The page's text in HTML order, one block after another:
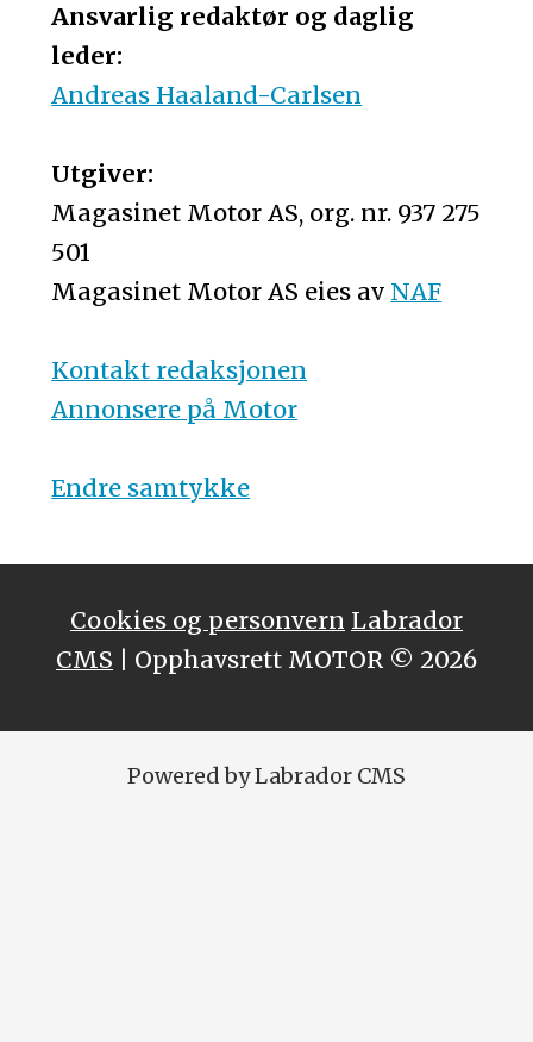
Ansvarlig redaktør og daglig
leder:
Andreas Haaland-Carlsen
Utgiver:
Magasinet Motor AS, org. nr. 937 275
501
Magasinet Motor AS eies av NAF
Kontakt redaksjonen
Annonsere på Motor
Endre samtykke
Cookies og personvern Labrador
CMS | Opphavsrett MOTOR © 2026
Powered by Labrador CMS